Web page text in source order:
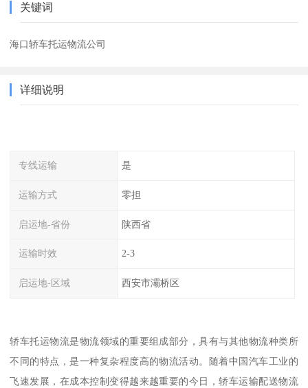
关键词
海口轿车托运物流公司
详细说明
专线运输 是
运输方式 零担
启运地-省份 陕西省
运输时效 2-3
启运地-区域 西安市灞桥区
轿车托运物流是物流领域的重要组成部分，具有与其他物流种类所
不同的特点，是一种复杂程度高的物流活动。随着中国汽车工业的
飞速发展，在成本控制变得越来越重要的今日，轿车运输配送物流